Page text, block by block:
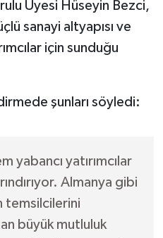
Üyesi Hüseyin Bezci,
sanayi altyapısı ve
için sunduğu
şunları söyledi:
yabancı yatırımcılar
Almanya gibi
temsilcilerini
büyük mutluluk